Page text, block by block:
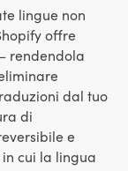
lingue non
offre
rendendola
dal tuo
di
e
cui la lingua